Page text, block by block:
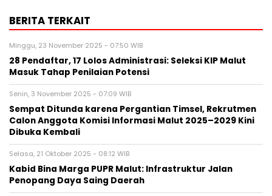
BERITA TERKAIT
Minggu, 23 November 2025 - 07:50 WIB
28 Pendaftar, 17 Lolos Administrasi: Seleksi KIP Malut
Masuk Tahap Penilaian Potensi
Senin, 3 November 2025 - 07:09 WIB
Sempat Ditunda karena Pergantian Timsel, Rekrutmen
Calon Anggota Komisi Informasi Malut 2025–2029 Kini
Dibuka Kembali
Selasa, 21 Oktober 2025 - 08:12 WIB
Kabid Bina Marga PUPR Malut: Infrastruktur Jalan
Penopang Daya Saing Daerah